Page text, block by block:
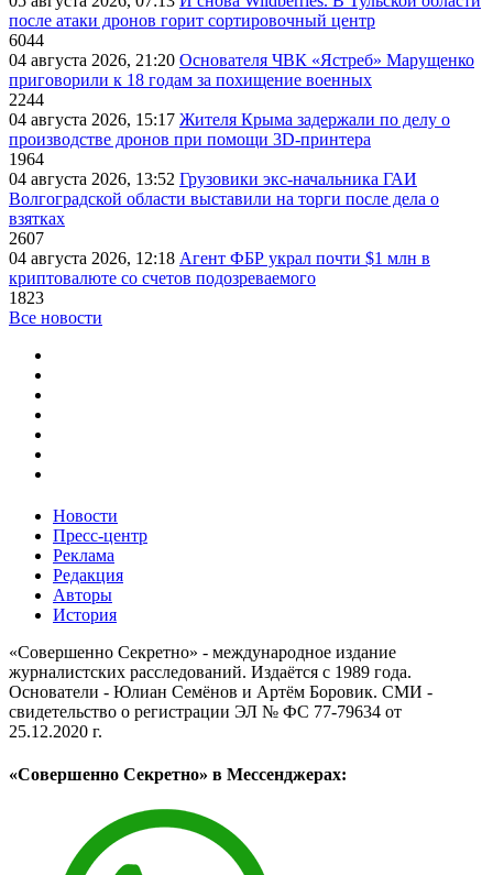
после атаки дронов горит сортировочный центр
6044
04 августа 2026, 21:20 Основателя ЧВК «Ястреб» Марущенко
приговорили к 18 годам за похищение военных
2244
04 августа 2026, 15:17 Жителя Крыма задержали по делу о
производстве дронов при помощи 3D‑принтера
1964
04 августа 2026, 13:52 Грузовики экс-начальника ГАИ
Волгоградской области выставили на торги после дела о
взятках
2607
04 августа 2026, 12:18 Агент ФБР украл почти $1 млн в
криптовалюте со счетов подозреваемого
1823
Все новости
Новости
Пресс-центр
Реклама
Редакция
Авторы
История
«Совершенно Секретно» - международное издание
журналистских расследований. Издаётся с 1989 года.
Основатели - Юлиан Семёнов и Артём Боровик. CМИ -
свидетельство о регистрации ЭЛ № ФС 77-79634 от
25.12.2020 г.
«Совершенно Секретно» в Мессенджерах: